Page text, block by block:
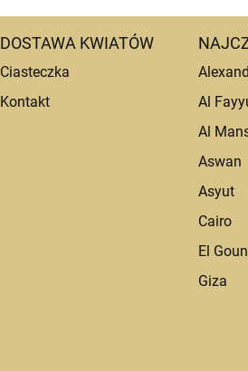
DOSTAWA KWIATÓW
Ciasteczka
Kontakt
Al
Al
Aswan
Asyut
Cairo
El
Giza